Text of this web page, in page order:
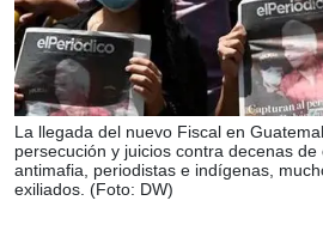
La llegada del nuevo Fiscal en
persecución y juicios contra decenas de
antimafia, periodistas e indígenas,
exiliados. (Foto: DW)